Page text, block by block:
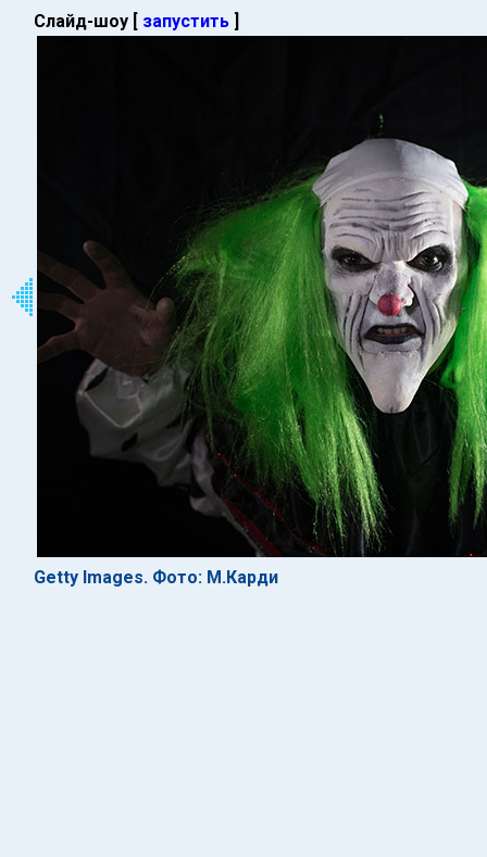
Слайд-шоу [ запустить ]
Getty Images. Фото: М.Карди